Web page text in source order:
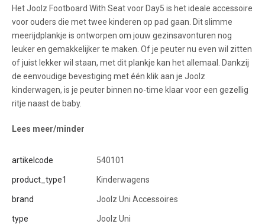
Het Joolz Footboard With Seat voor Day5 is het ideale accessoire
voor ouders die met twee kinderen op pad gaan. Dit slimme
meerijdplankje is ontworpen om jouw gezinsavonturen nog
leuker en gemakkelijker te maken. Of je peuter nu even wil zitten
of juist lekker wil staan, met dit plankje kan het allemaal. Dankzij
de eenvoudige bevestiging met één klik aan je Joolz
kinderwagen, is je peuter binnen no-time klaar voor een gezellig
ritje naast de baby.
Lees meer/minder
artikelcode 540101
product_type1 Kinderwagens
brand Joolz Uni Accessoires
type Joolz Uni